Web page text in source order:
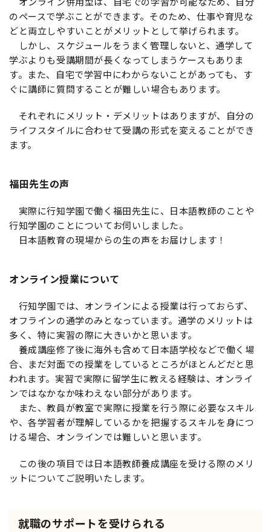
のペースで学ぶことができます。そのため、仕事や育児な
どと両立しやすいことがメリットとして挙げられます。
しかし、スケジュールをうまく管理しないと、通学して
学ぶよりも受講期間が長くなってしまうケースもありま
す。また、自宅で学習中にわからないことがあっても、す
ぐに講師に質問することが難しい場合もあります。
それぞれにメリット・デメリットはありますが、自分の
ライフスタイルに合わせて受講の形式を変えることができ
ます。
福田先生の声
実際に行知学園で働く福田先生に、日本語教師のことや
行知学園のことについてお伺いしました。
日本語教育の現場からの生の声をお届けします！
オンライン授業について
行知学園では、オンラインによる授業は行っておらず、
オフラインの通学のみとなっています。通学のメリットは
多く、特に実習の際に大きいかと思います。
養成講座修了後に海外も含めて日本語学校などで働く場
合、まだ対面での授業をしているところがほとんどだと思
われます。実習で実際に留学生に教える経験は、オンライ
ンではなかなか味わえない部分があります。
また、教員が教室で実際に授業を行う際に必要なスキル
や、各学習者が理解しているかを把握するスキルを身につ
ける場合、オンラインでは難しいと思います。
この後の項目では日本語教師養成講座を受ける際のメリ
ットについてご説明いたします。
就職のサポートを受けられる